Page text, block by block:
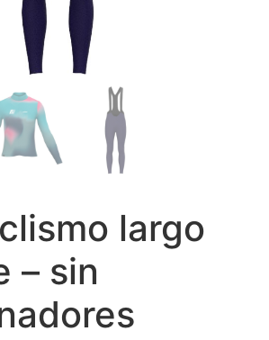
largo
– sin